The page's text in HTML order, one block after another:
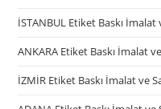
İSTANBUL Etiket Baskı İmalat
ANKARA Etiket Baskı İmalat
İZMİR Etiket Baskı İmalat ve